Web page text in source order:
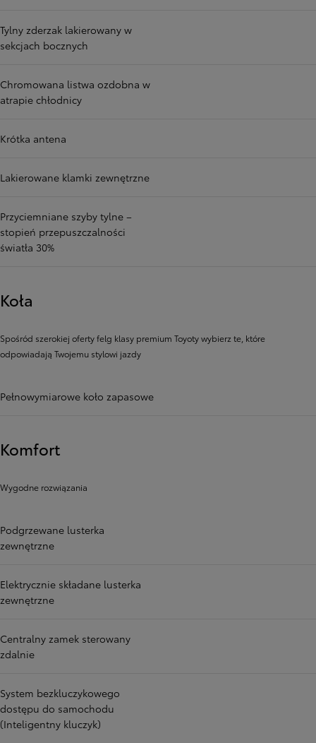
Tylny zderzak lakierowany w
sekcjach bocznych
Chromowana listwa ozdobna w
atrapie chłodnicy
Krótka antena
Lakierowane klamki zewnętrzne
Przyciemniane szyby tylne –
stopień przepuszczalności
światła 30%
Koła
Spośród szerokiej oferty felg klasy premium Toyoty wybierz te, które
odpowiadają Twojemu stylowi jazdy
Pełnowymiarowe koło zapasowe
Komfort
Wygodne rozwiązania
Podgrzewane lusterka
zewnętrzne
Elektrycznie składane lusterka
zewnętrzne
Centralny zamek sterowany
zdalnie
System bezkluczykowego
dostępu do samochodu
(Inteligentny kluczyk)